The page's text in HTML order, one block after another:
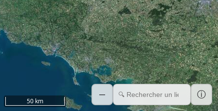
50 km
— ⓘ